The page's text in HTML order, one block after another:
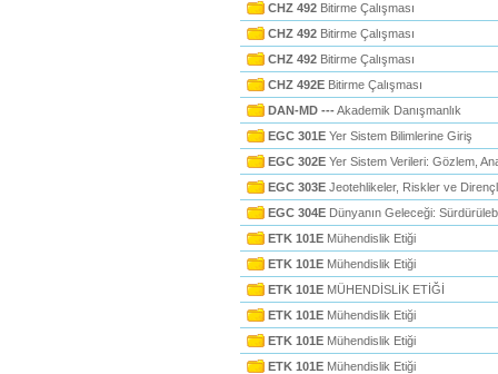
CHZ 492 Bitirme Çalışması
CHZ 492 Bitirme Çalışması
CHZ 492 Bitirme Çalışması
CHZ 492E Bitirme Çalışması
DAN-MD ---Akademik Danışmanlık
EGC 301E Yer Sistem Bilimlerine Giriş
EGC 302E Yer Sistem Verileri: Gözlem,
EGC 303E Jeotehlikeler, Riskler ve
EGC 304E Dünyanın Geleceği:
ETK 101E Mühendislik Etiği
ETK 101E Mühendislik Etiği
ETK 101E MÜHENDİSLİK ETİĞİ
ETK 101E Mühendislik Etiği
ETK 101E Mühendislik Etiği
ETK 101E Mühendislik Etiği